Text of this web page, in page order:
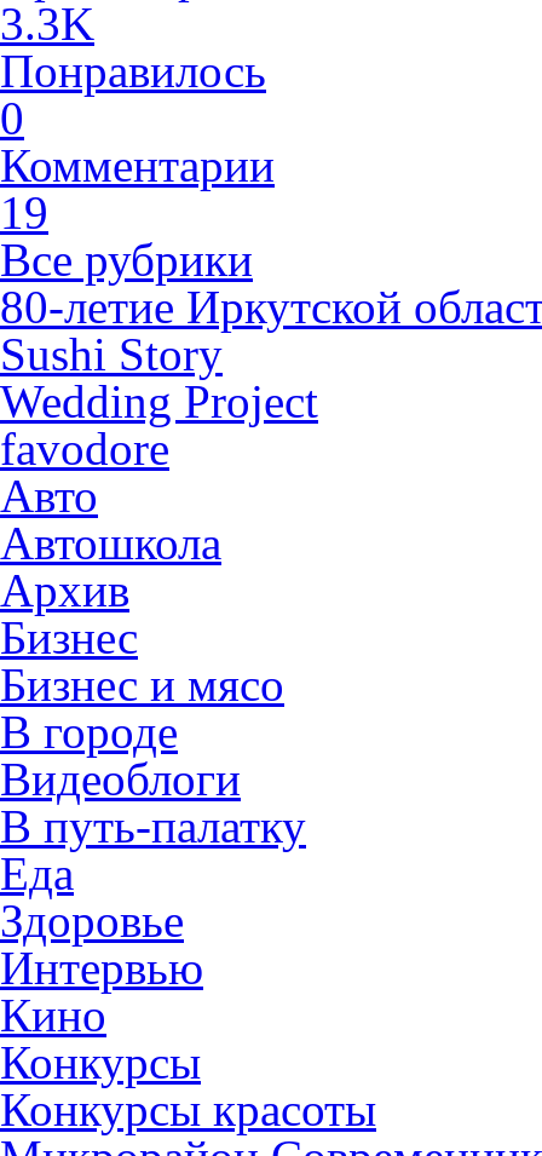
3.3K
Понравилось
0
Комментарии
19
Все рубрики
80-летие Иркутской
Sushi Story
Wedding Project
favodore
Авто
Автошкола
Архив
Бизнес
Бизнес и мясо
В городе
Видеоблоги
В путь-палатку
Еда
Здоровье
Интервью
Кино
Конкурсы
Конкурсы красоты